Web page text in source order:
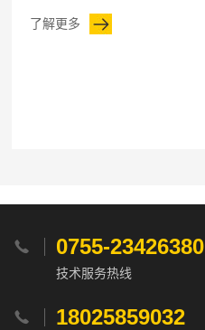
了解更多
 0755-23426380
技术服务热线
 18025859032